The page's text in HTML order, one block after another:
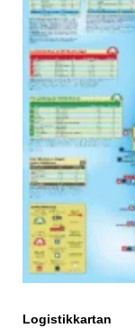
Logistikkartan